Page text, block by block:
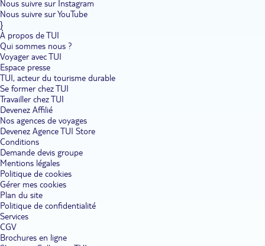
Nous suivre sur Instagram
Nous suivre sur YouTube
}
À propos de TUI
Qui sommes nous ?
Voyager avec TUI
Espace presse
TUI, acteur du tourisme durable
Se former chez TUI
Travailler chez TUI
Devenez Affilié
Nos agences de voyages
Devenez Agence TUI Store
Conditions
Demande devis groupe
Mentions légales
Politique de cookies
Gérer mes cookies
Plan du site
Politique de confidentialité
Services
CGV
Brochures en ligne